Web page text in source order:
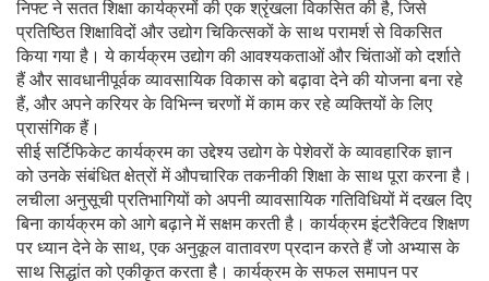
निफ्ट ने सतत शिक्षा कार्यक्रमों की एक श्रृंखला विकसित की है,जिसे
प्रतिष्ठित शिक्षाविदों और उद्योग चिकित्सकों के साथ परामर्श से विकसित
किया गया है। ये कार्यक्रम उद्योग की आवश्यकताओं और चिंताओं को दर्शाते
हैं और सावधानीपूर्वक व्यावसायिक विकास को बढ़ावा देने की योजना बना रहे
हैं, और अपने करियर के विभिन्न चरणों में काम कर रहे व्यक्तियों के लिए
प्रासंगिक हैं।
सीई सर्टिफिकेट कार्यक्रम का उद्देश्य उद्योग के पेशेवरों के व्यावहारिक ज्ञान
को उनके संबंधित क्षेत्रों में औपचारिक तकनीकी शिक्षा के साथ पूरा करना है।
लचीला अनुसूची प्रतिभागियों को अपनी व्यावसायिक गतिविधियों में दखल दिए
बिना कार्यक्रम को आगे बढ़ाने में सक्षम करती है। कार्यक्रम इंटरैक्टिव शिक्षण
पर ध्यान देने के साथ,एक अनुकूल वातावरण प्रदान करते हैं जो अभ्यास के
साथ सिद्धांत को एकीकृत करता है। कार्यक्रम के सफल समापन पर